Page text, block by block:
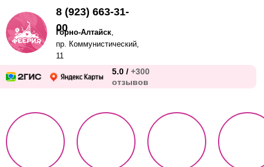
5.0 / +300
отзывов
Горно-Алтайск,
пр. Коммунистический,
11
8 (923) 663-31-
00